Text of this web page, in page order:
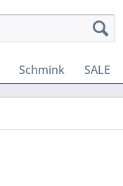
Schmink SALE